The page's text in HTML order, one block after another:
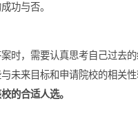
这些问题的核心，并且充
申请的成功与否。
撰写答案时，需要认真思
择那些与未来目标和申请
何是该校的合适人选。